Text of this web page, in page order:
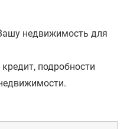
недвижимость для
подробности